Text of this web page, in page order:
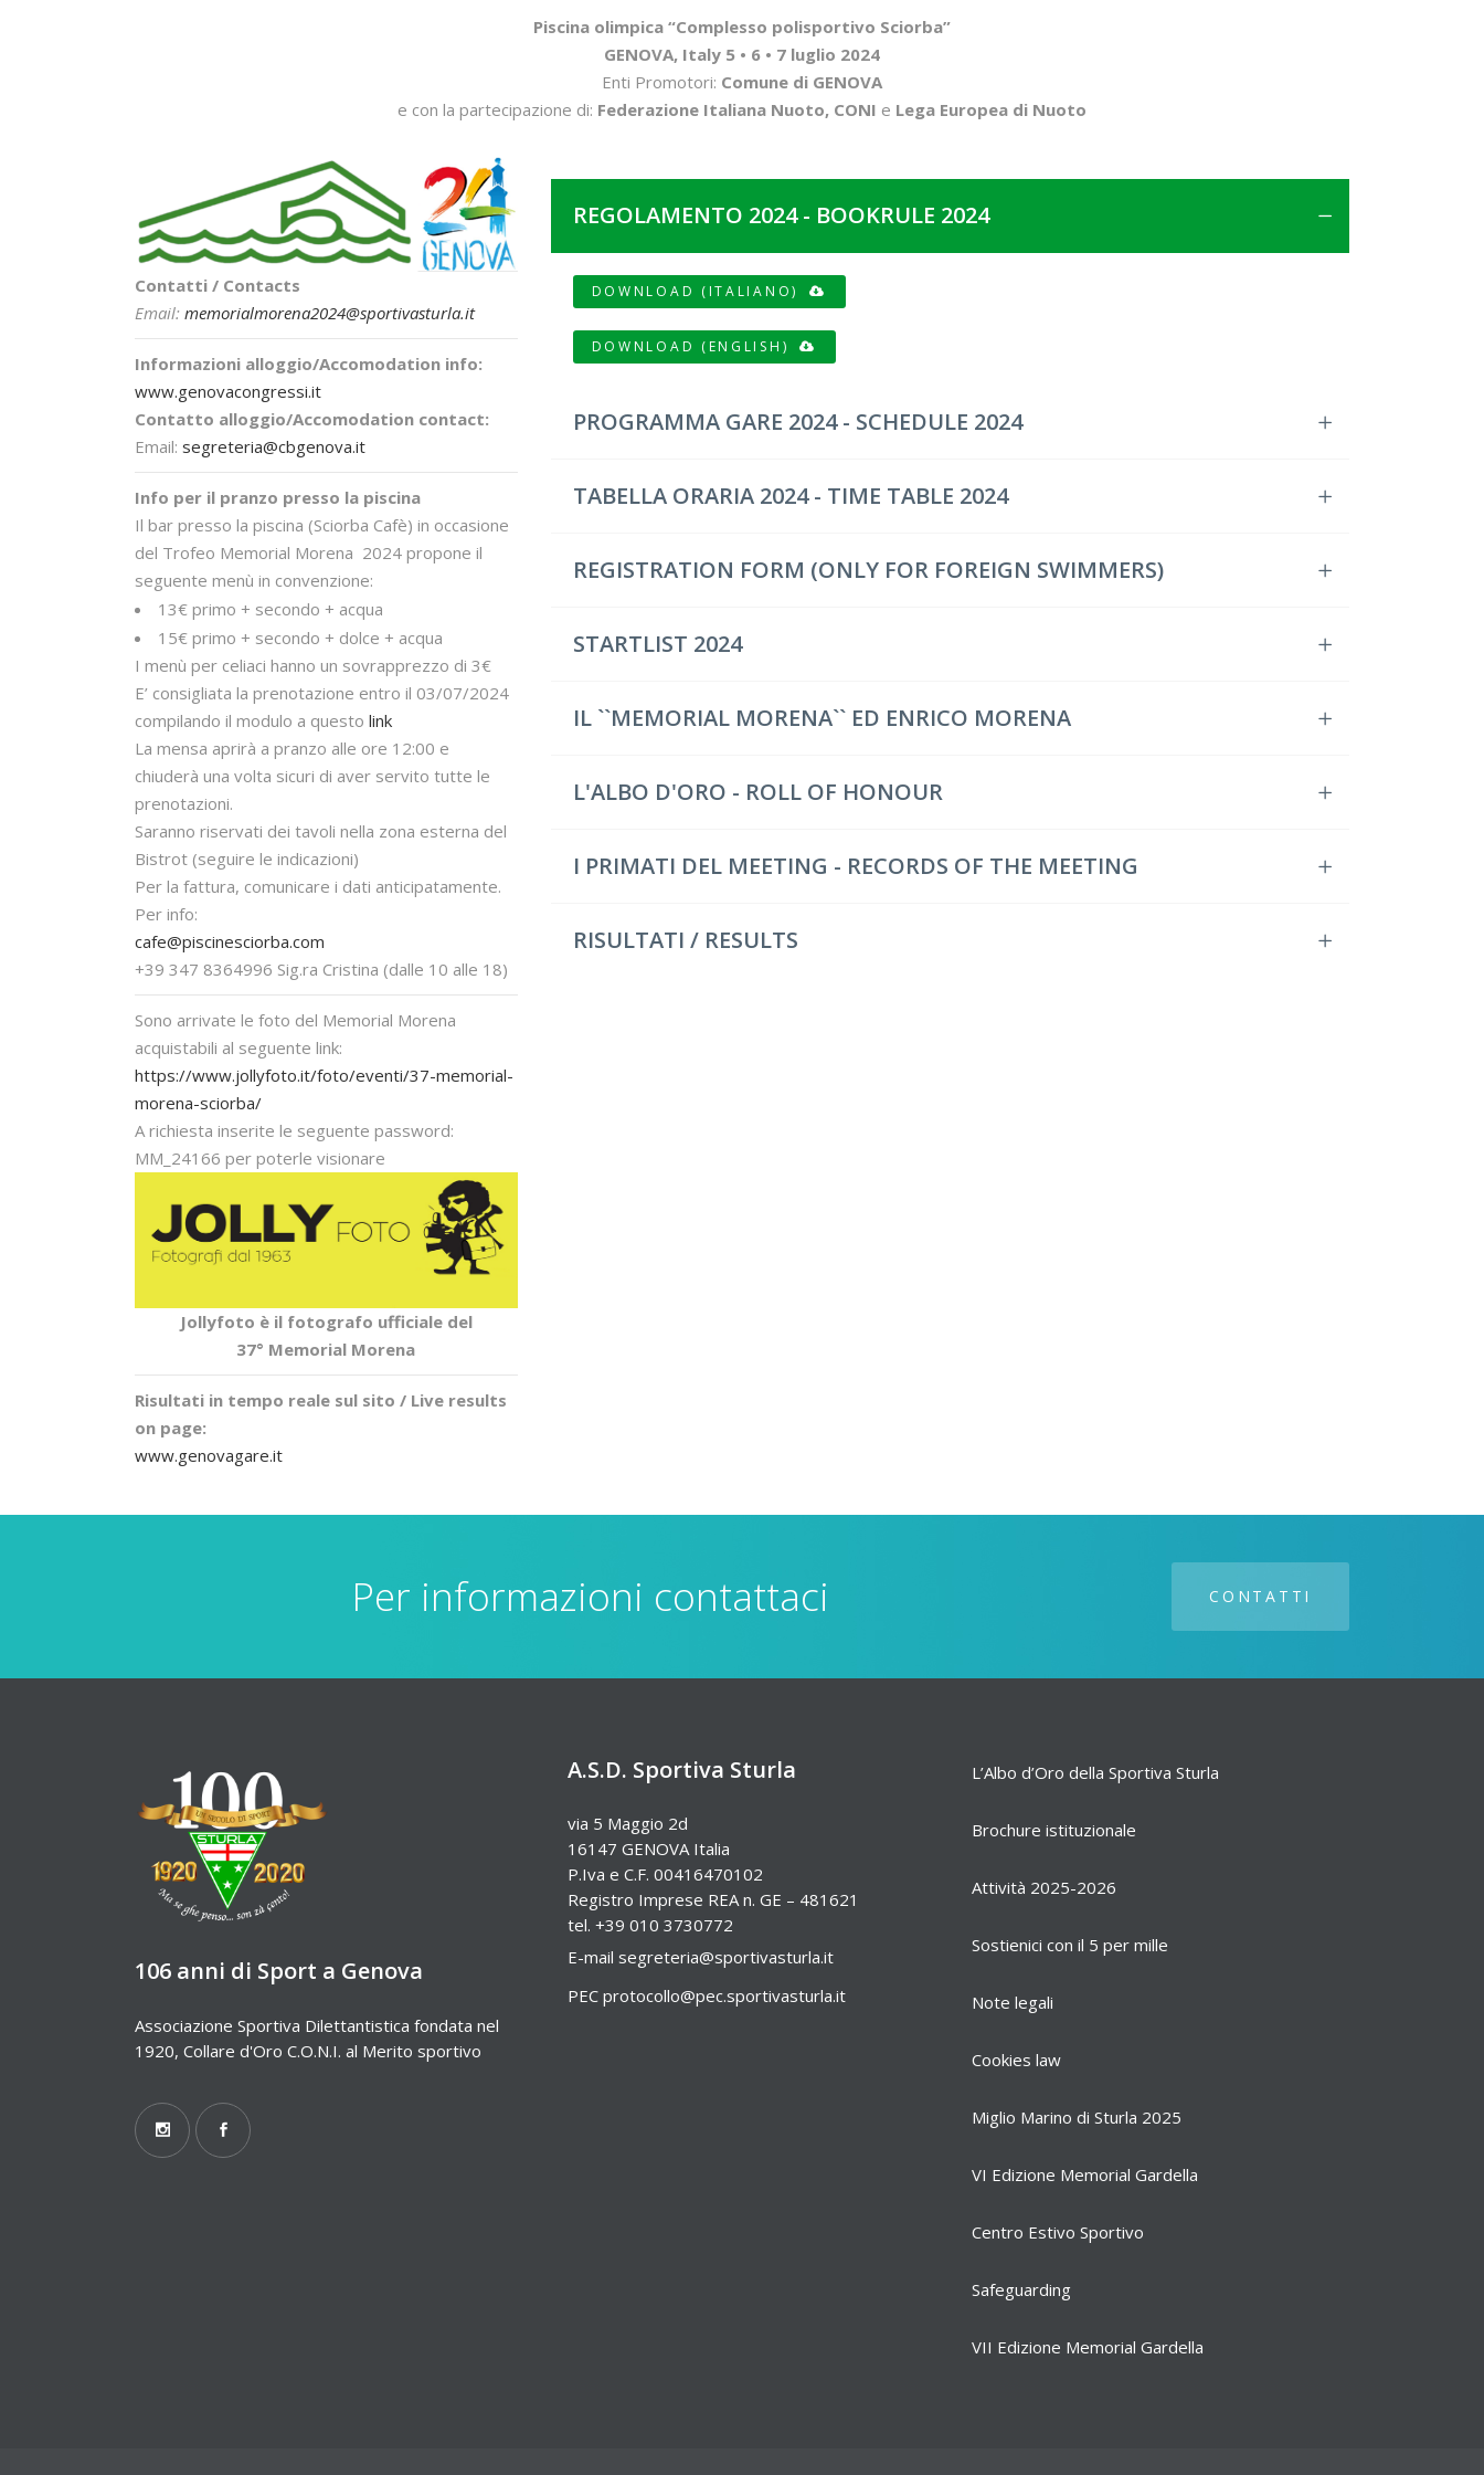
Piscina olimpica “Complesso polisportivo Sciorba”
GENOVA, Italy 5 • 6 • 7 luglio 2024
Enti Promotori: Comune di GENOVA
e con la partecipazione di: Federazione Italiana Nuoto, CONI e Lega Europea di Nuoto
Contatti / Contacts
Email: memorialmorena2024@sportivasturla.it
Informazioni alloggio/Accomodation info:
www.genovacongressi.it
Contatto alloggio/Accomodation contact:
Email: segreteria@cbgenova.it
Info per il pranzo presso la piscina
Il bar presso la piscina (Sciorba Cafè) in occasione
del Trofeo Memorial Morena 2024 propone il
seguente menù in convenzione:
13€ primo + secondo + acqua
15€ primo + secondo + dolce + acqua
I menù per celiaci hanno un sovrapprezzo di 3€
E’ consigliata la prenotazione entro il 03/07/2024
compilando il modulo a questo link
La mensa aprirà a pranzo alle ore 12:00 e
chiuderà una volta sicuri di aver servito tutte le
prenotazioni.
Saranno riservati dei tavoli nella zona esterna del
Bistrot (seguire le indicazioni)
Per la fattura, comunicare i dati anticipatamente.
Per info:
cafe@piscinesciorba.com
+39 347 8364996 Sig.ra Cristina (dalle 10 alle 18)
Sono arrivate le foto del Memorial Morena
acquistabili al seguente link:
https://www.jollyfoto.it/foto/eventi/37-memorial-
morena-sciorba/
A richiesta inserite le seguente password:
MM_24166 per poterle visionare
Jollyfoto è il fotografo ufficiale del
37° Memorial Morena
Risultati in tempo reale sul sito / Live results
on page:
www.genovagare.it
REGOLAMENTO 2024 - BOOKRULE 2024
DOWNLOAD (ITALIANO)
DOWNLOAD (ENGLISH)
PROGRAMMA GARE 2024 - SCHEDULE 2024
TABELLA ORARIA 2024 - TIME TABLE 2024
REGISTRATION FORM (ONLY FOR FOREIGN SWIMMERS)
STARTLIST 2024
IL ``MEMORIAL MORENA`` ED ENRICO MORENA
L'ALBO D'ORO - ROLL OF HONOUR
I PRIMATI DEL MEETING - RECORDS OF THE MEETING
RISULTATI / RESULTS
Per informazioni contattaci CONTATTI
106 anni di Sport a Genova
Associazione Sportiva Dilettantistica fondata nel
1920, Collare d'Oro C.O.N.I. al Merito sportivo
A.S.D. Sportiva Sturla
via 5 Maggio 2d
16147 GENOVA Italia
P.Iva e C.F. 00416470102
Registro Imprese REA n. GE – 481621
tel. +39 010 3730772
E-mail segreteria@sportivasturla.it
PEC protocollo@pec.sportivasturla.it
L’Albo d’Oro della Sportiva Sturla
Brochure istituzionale
Attività 2025-2026
Sostienici con il 5 per mille
Note legali
Cookies law
Miglio Marino di Sturla 2025
VI Edizione Memorial Gardella
Centro Estivo Sportivo
Safeguarding
VII Edizione Memorial Gardella